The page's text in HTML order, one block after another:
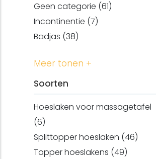
Geen categorie (61)
Incontinentie (7)
Badjas (38)
Washand (11)
Douchelaken (2)
Dekbedovertrek (12)
Badhandoek (4)
laken (1)
Meer tonen +
Soorten
Hoeslaken voor massagetafel
(6)
Splittopper hoeslaken (46)
Topper hoeslakens (49)